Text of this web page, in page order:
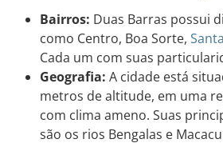
Bairros: Duas Barras possui
como Centro, Boa Sorte,
Cada um com suas
Geografia: A cidade está
metros de altitude, em uma
com clima ameno. Suas
são os rios Bengalas e